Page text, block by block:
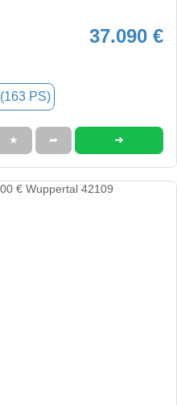
37.090 €
PS)
★ ➦ ➜